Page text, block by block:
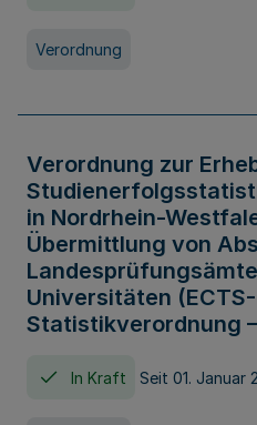
Verordnung
Verordnung zur
in Nordrhein-
Übermittlung von
Universitäten (ECTS-
Statistikverordnung
In Kraft Seit 01. Januar